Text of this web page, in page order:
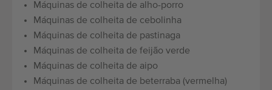
Máquinas de colheita de alho-porro
Máquinas de colheita de cebolinha
Máquinas de colheita de pastinaga
Máquinas de colheita de feijão verde
Máquinas de colheita de aipo
Máquinas de colheita de beterraba (vermelha)